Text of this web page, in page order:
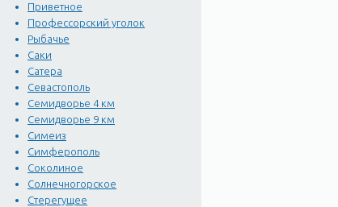
Приветное
Профессорский уголок
Рыбачье
Саки
Сатера
Севастополь
Семидворье 4 км
Семидворье 9 км
Симеиз
Симферополь
Соколиное
Солнечногорское
Стерегущее